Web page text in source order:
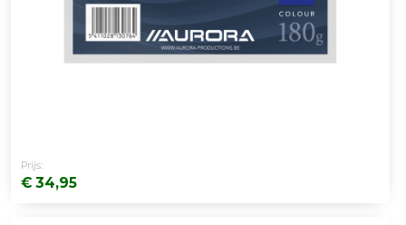
Prijs:
€ 34,95